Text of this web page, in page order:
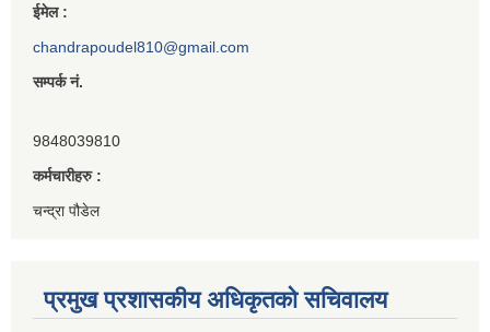
ईमेल :
chandrapoudel810@gmail.com
सम्पर्क नं.
9848039810
कर्मचारीहरु :
चन्द्रा पौडेल
प्रमुख प्रशासकीय अधिकृतको सचिवालय